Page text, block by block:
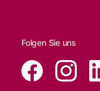
Folgen Sie uns